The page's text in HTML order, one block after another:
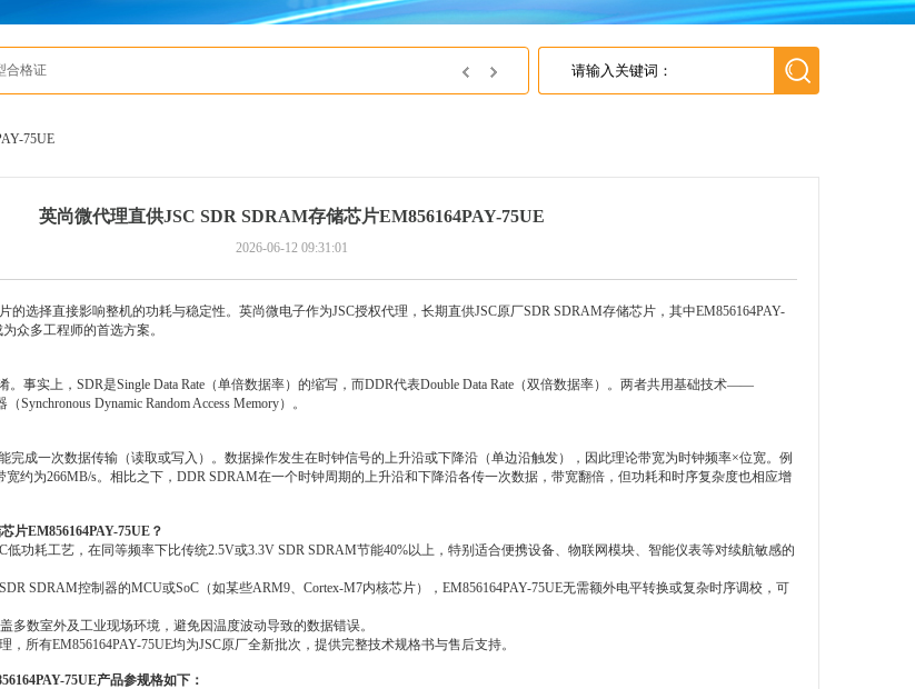
合格证 英尚微电子获得上海灵动微电子 2018年最佳代理商
75UE
英尚微代理直供JSC SDR SDRAM存储芯片EM856164PAY-75UE
2026-06-12 09:31:01
的选择直接影响整机的功耗与稳定性。英尚微电子作为JSC授权代理，长期直供JSC原厂SDR SDRAM存储芯片，其中EM856164PAY-
众多工程师的首选方案。
。事实上，SDR是Single Data Rate（单倍数据率）的缩写，而DDR代表Double Data Rate（双倍数据率）。两者共用基础技术——
Dynamic Random Access Memory）。
完成一次数据传输（读取或写入）。数据操作发生在时钟信号的上升沿或下降沿（单边沿触发），因此理论带宽为时钟频率×位宽。例
宽约为266MB/s。相比之下，DDR SDRAM在一个时钟周期的上升沿和下降沿各传一次数据，带宽翻倍，但功耗和时序复杂度也相应增
片EM856164PAY-75UE？
功耗工艺，在同等频率下比传统2.5V或3.3V SDR SDRAM节能40%以上，特别适合便携设备、物联网模块、智能仪表等对续航敏感的
SDRAM控制器的MCU或SoC（如某些ARM9、Cortex-M7内核芯片），EM856164PAY-75UE无需额外电平转换或复杂时序调校，可
多数室外及工业现场环境，避免因温度波动导致的数据错误。
所有EM856164PAY-75UE均为JSC原厂全新批次，提供完整技术规格书与售后支持。
75UE产品参规格如下：